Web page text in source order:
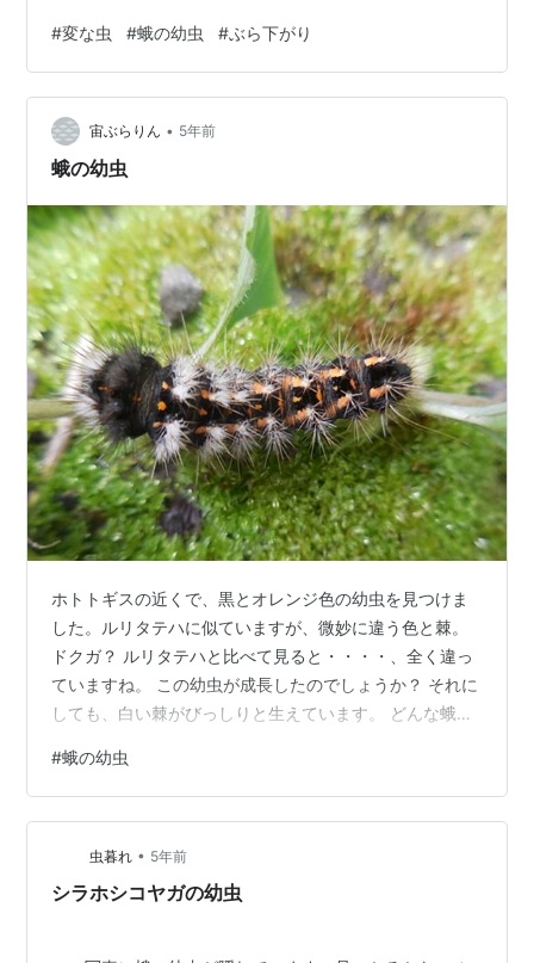
ら、１本の糸で、ぶら下がっているのである。 （糸は細
すぎて、近距離でないと見えない） 別の場所のコンクリ
ートの上まで降りてきた仲間の虫の様子 なんか、蛾か何
かの幼虫と思われるが、何だろう？？ これだけでは、雰
囲気が伝わらないので、動画を貼っておく。 一匹だけか
#変な虫 #蛾の幼虫 #ぶら下がり
宙ぶらりん • 5年前
蛾の幼虫
ホトトギスの近くで、黒とオレンジ色の幼虫を見つけま
した。ルリタテハに似ていますが、微妙に違う色と棘。
ドクガ？ ルリタテハと比べて見ると・・・・、全く違っ
ていますね。 この幼虫が成長したのでしょうか？ それに
しても、白い棘がびっしりと生えています。 どんな蛾に
いので、そのままにしておきました。
#蛾の幼虫
虫暮れ • 5年前
シラホシコヤガの幼虫